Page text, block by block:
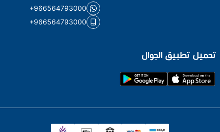
+966564793000
+966564793000
تحميل تطبيق الجوال